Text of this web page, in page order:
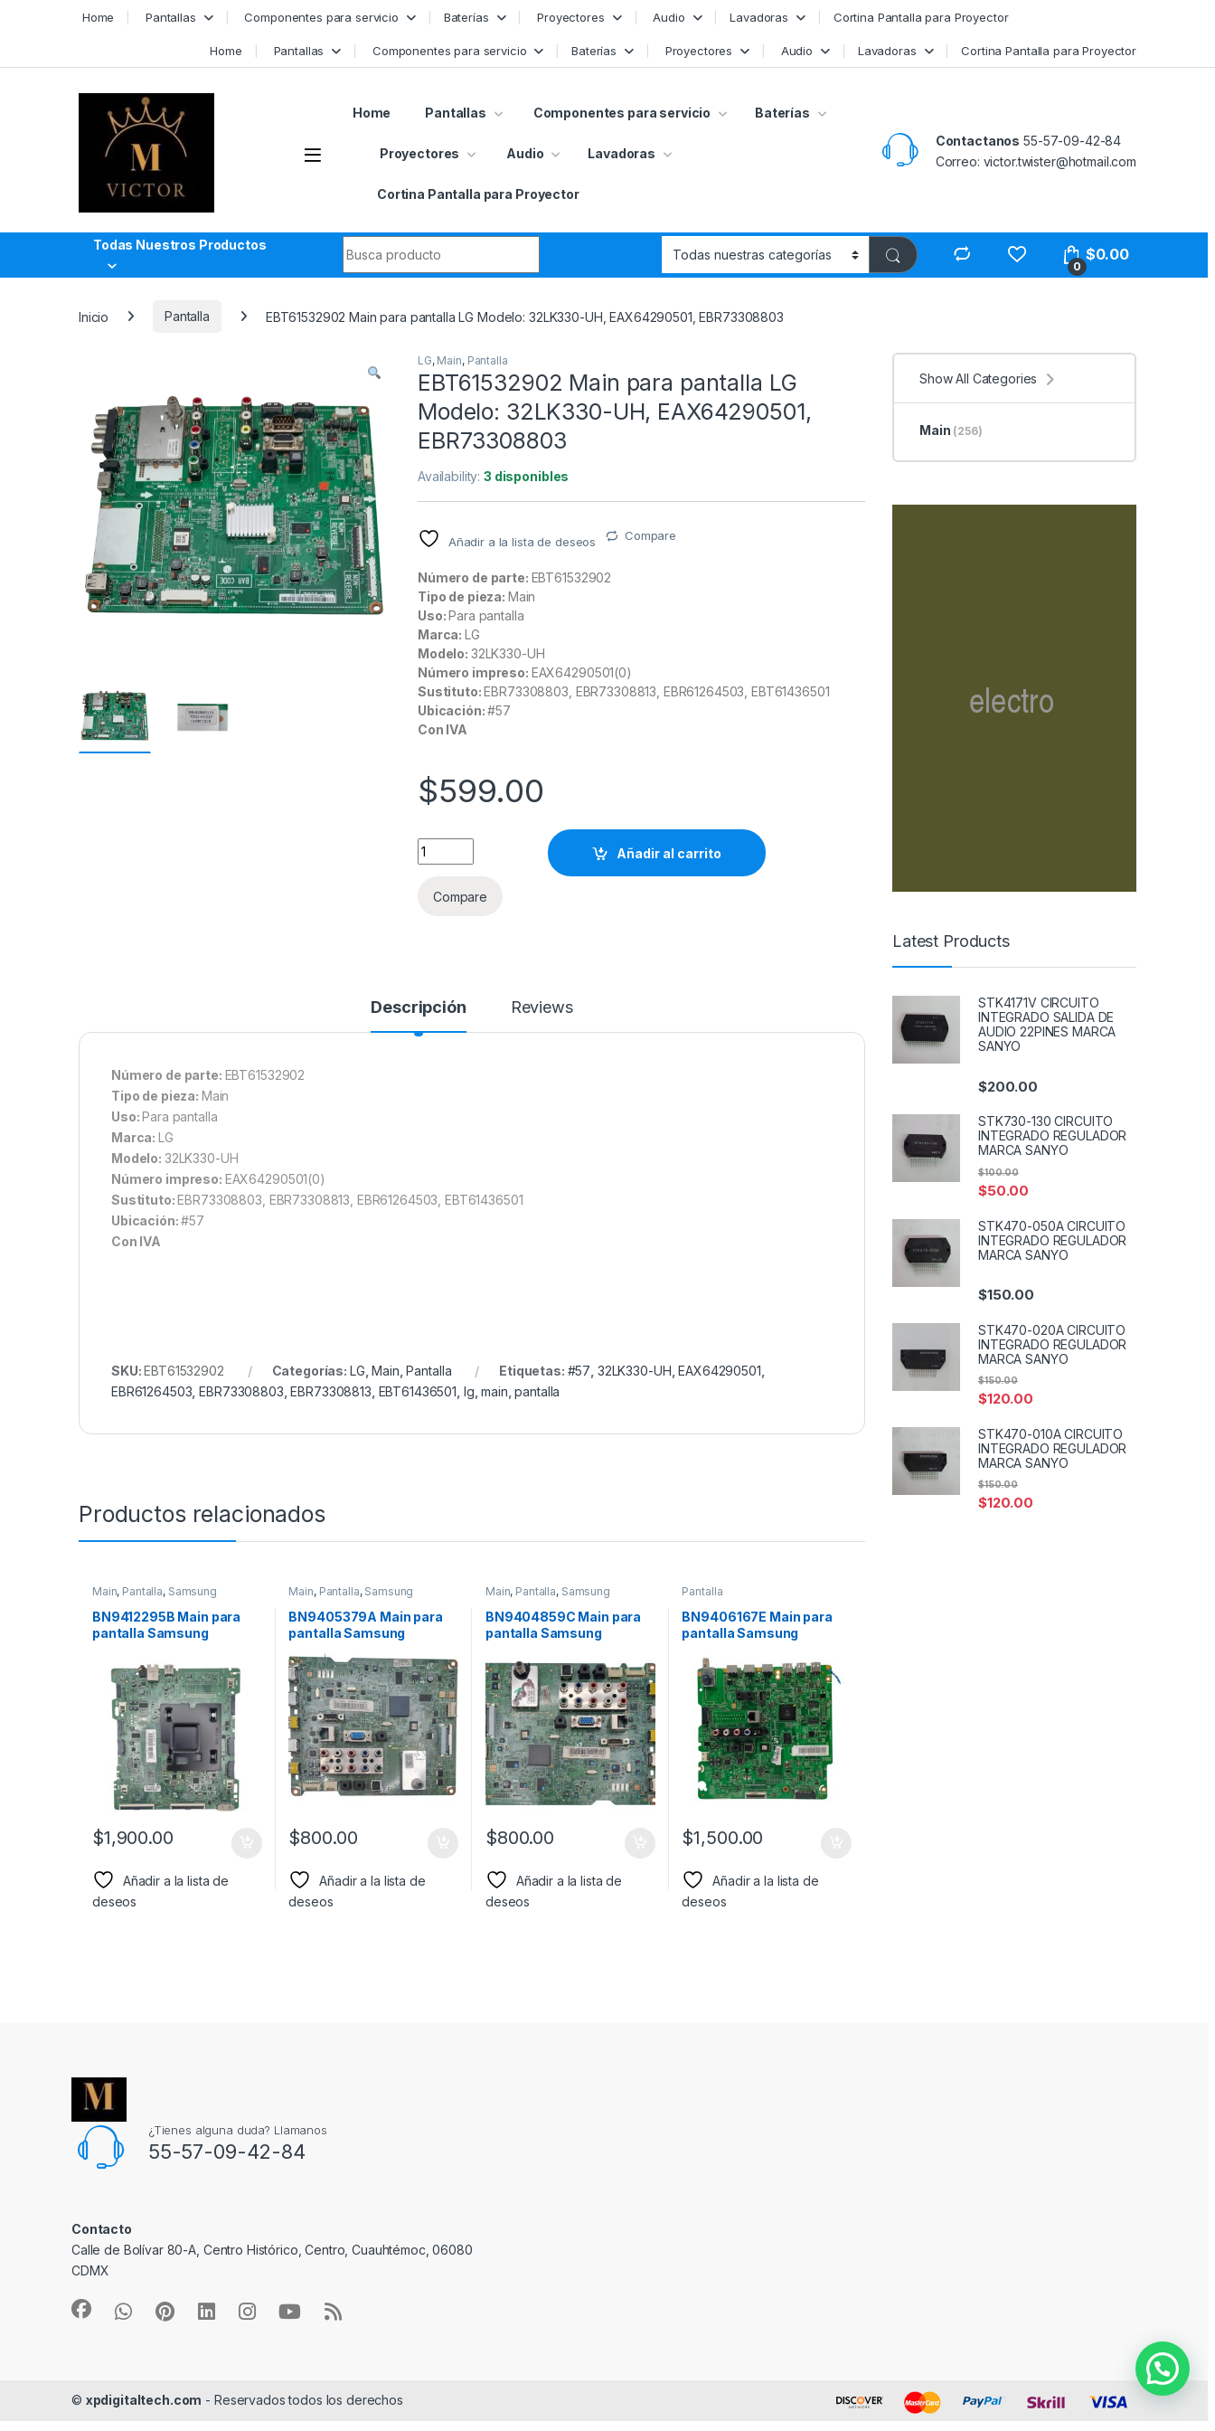
Home Pantallas Componentes para servicio Baterías Proyectores Audio Lavadoras Cortina Pantalla para Proyector
Home Pantallas Componentes para servicio Baterías Proyectores Audio Lavadoras Cortina Pantalla para Proyector
Home Pantallas Componentes para servicio Baterías
Proyectores Audio Lavadoras
Cortina Pantalla para Proyector
Contactanos 55-57-09-42-84
Correo: victor.twister@hotmail.com
Todas Nuestros Productos
0
$0.00
Inicio Pantalla EBT61532902 Main para pantalla LG Modelo: 32LK330-UH, EAX64290501, EBR73308803
LG, Main, Pantalla
EBT61532902 Main para pantalla LG
Modelo: 32LK330-UH, EAX64290501,
EBR73308803
Availability:3 disponibles
Añadir a la lista de deseos Compare
Número de parte: EBT61532902
Tipo de pieza: Main
Uso:Para pantalla
Marca:LG
Modelo: 32LK330-UH
Número impreso: EAX64290501(0)
Sustituto:EBR73308803, EBR73308813, EBR61264503, EBT61436501
Ubicación:#57
Con IVA
$599.00
EBT61532902 Main para pantalla LG Modelo: 32LK330-UH, EAX64290501, EBR73308803 quantity
Añadir al carrito
Compare
Descripción Reviews
Número de parte: EBT61532902
Tipo de pieza: Main
Uso:Para pantalla
Marca:LG
Modelo: 32LK330-UH
Número impreso: EAX64290501(0)
Sustituto:EBR73308803, EBR73308813, EBR61264503, EBT61436501
Ubicación:#57
Con IVA
SKU:EBT61532902 Categorías: LG ,Main ,Pantalla Etiquetas: #57 32LK330-UH ,EAX64290501
EBR61264503 ,EBR73308803 ,EBR73308813 EBT61436501 lg ,main ,pantalla
Productos relacionados
Main, Pantalla, Samsung
BN9412295B Main para
pantalla Samsung
$1,900.00
Añadir a la lista de
deseos
Main, Pantalla, Samsung
BN9405379A Main para
pantalla Samsung
$800.00
Añadir a la lista de
deseos
Main, Pantalla, Samsung
BN9404859C Main para
pantalla Samsung
$800.00
Añadir a la lista de
deseos
Pantalla
BN9406167E Main para
pantalla Samsung
$1,500.00
Añadir a la lista de
deseos
Show All Categories
Main (256)
Latest Products
STK4171V CIRCUITO
INTEGRADO SALIDA DE
AUDIO 22PINES MARCA
SANYO
$200.00
STK730-130 CIRCUITO
INTEGRADO REGULADOR
MARCA SANYO
$50.00
$100.00
STK470-050A CIRCUITO
INTEGRADO REGULADOR
MARCA SANYO
$150.00
STK470-020A CIRCUITO
INTEGRADO REGULADOR
MARCA SANYO
$120.00
$150.00
STK470-010A CIRCUITO
INTEGRADO REGULADOR
MARCA SANYO
$120.00
$150.00
¿Tienes alguna duda? Llamanos
55-57-09-42-84
Contacto
Calle de Bolívar 80-A, Centro Histórico, Centro, Cuauhtémoc, 06080
CDMX
© xpdigitaltech.com - Reservados todos los derechos